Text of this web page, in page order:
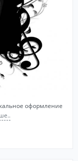
оформление